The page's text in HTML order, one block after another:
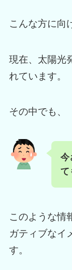
こんな方に向
現在、太陽光
れています。
その中でも、
今
て
このような情
ガティブなイ
す。